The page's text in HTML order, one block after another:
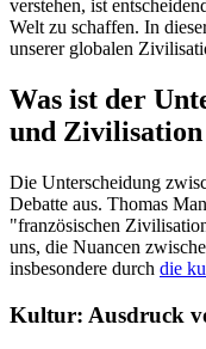
verstehen, ist
Welt zu schaffen. In
unserer globalen
Was ist der
und Zivilisation
Die Unterscheidung
Debatte aus. Thomas
"französischen
uns, die Nuancen
insbesondere durch die
Kultur: Ausdruck